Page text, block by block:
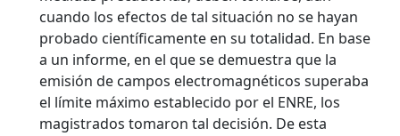
cuando los efectos de tal situación no se hayan
probado científicamente en su totalidad. En base
a un informe, en el que se demuestra que la
emisión de campos electromagnéticos superaba
el límite máximo establecido por el ENRE, los
magistrados tomaron tal decisión. De esta